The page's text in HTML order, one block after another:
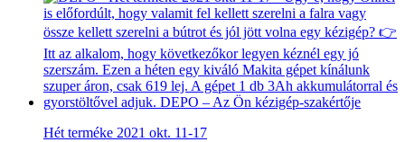
Hét terméke 2021 okt. 11-17